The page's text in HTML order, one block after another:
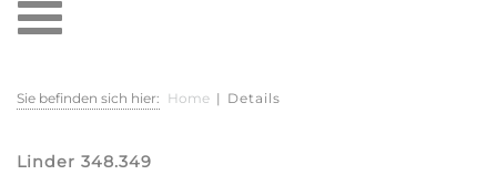
Sie befinden sich hier: Home | Details
Linder 348.349